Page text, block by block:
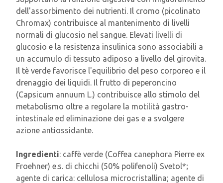
dell'assorbimento dei nutrienti. Il cromo (picolinato
Chromax) contribuisce al mantenimento di livelli
normali di glucosio nel sangue. Elevati livelli di
glucosio e la resistenza insulinica sono associabili a
un accumulo di tessuto adiposo a livello del girovita.
Il tè verde favorisce l'equilibrio del peso corporeo e il
drenaggio dei liquidi. Il frutto di peperoncino
(Capsicum annuum L.) contribuisce allo stimolo del
metabolismo oltre a regolare la motilità gastro-
intestinale ed eliminazione dei gas e a svolgere
azione antiossidante.
Ingredienti: caffè verde (Coffea canephora Pierre ex
Froehner) e.s. di chicchi (50% polifenoli) Svetol*;
agente di carica: cellulosa microcristallina; agente di